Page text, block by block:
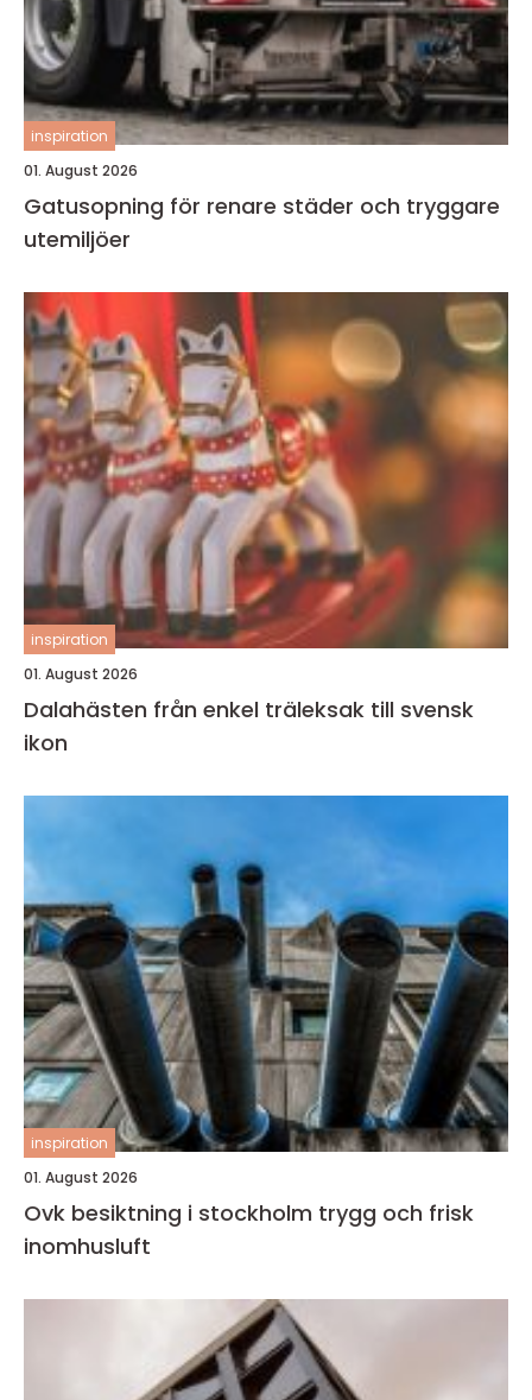
inspiration
01. August 2026
Gatusopning för renare städer och tryggare
utemiljöer
inspiration
01. August 2026
Dalahästen från enkel träleksak till svensk
ikon
inspiration
01. August 2026
Ovk besiktning i stockholm trygg och frisk
inomhusluft